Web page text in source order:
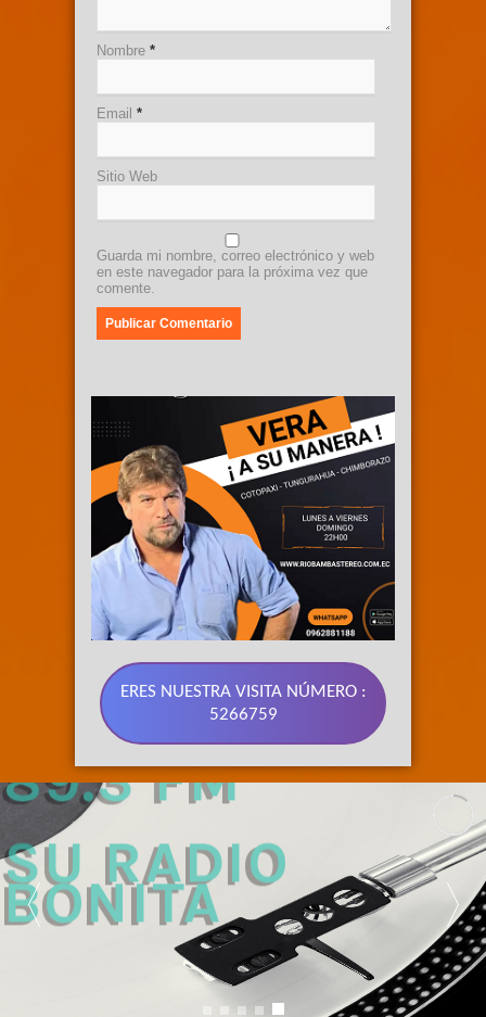
Nombre *
Email *
Sitio Web
Guarda mi nombre, correo electrónico y web
en este navegador para la próxima vez que
comente.
ERES NUESTRA VISITA NÚMERO :
5266759
89.3 FM
SU RADIO
BONITA